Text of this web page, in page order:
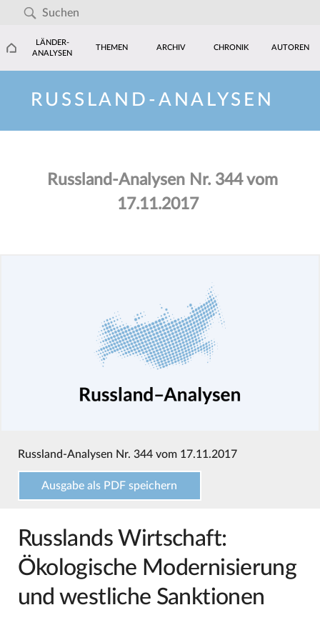
LÄNDER-
ANALYSEN
THEMEN ARCHIV CHRONIK AUTOREN
RUSSLAND-ANALYSEN
Russland-Analysen Nr. 344 vom
17.11.2017
Russland-Analysen Nr. 344 vom 17.11.2017
Ausgabe als PDF speichern
Russlands Wirtschaft:
Ökologische Modernisierung
und westliche Sanktionen